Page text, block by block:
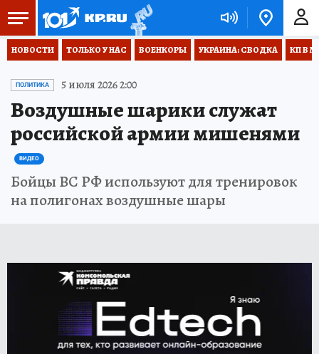
НОВОСТИ ТОЛЬКО У НАС ВОЕНКОРЫ УКРАИНА: СВОДКА КП В
ПОЛИТИКА 5 июля 2026 2:00
Воздушные шарики служат
российской армии мишенями
ВИДЕО
Бойцы ВС РФ используют для тренировок
на полигонах воздушные шары